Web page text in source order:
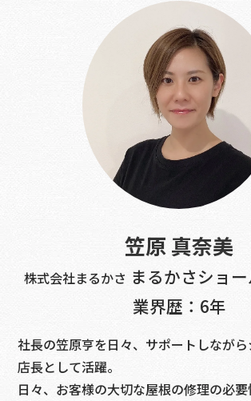
笠原 真奈美
株式会社まるかさ まるかさショ
業界歴：6年
社長の笠原亨を日々、サポートしなが
店長として活躍。
日々、お客様の大切な屋根の修理の必